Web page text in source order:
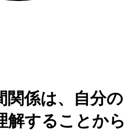
関係は、自分の
解することから